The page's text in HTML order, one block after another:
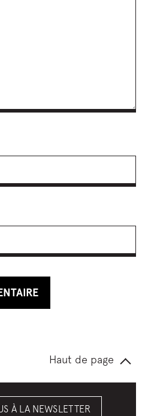
Haut de page
À LA NEWSLETTER